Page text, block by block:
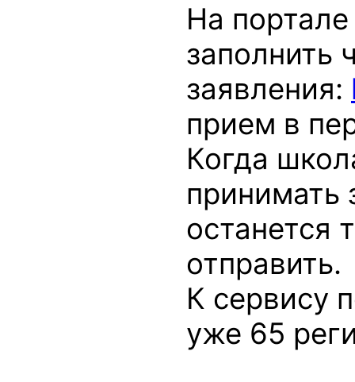
На
заполнить
заявления:
прием в
Когда
принимать
останется
отправить.
К сервису
уже 65